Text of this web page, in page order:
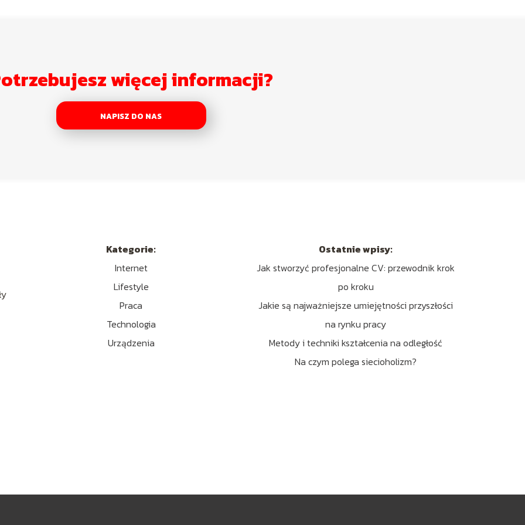
więcej informacji?
NAPISZ DO NAS
Kategorie:
Internet
Lifestyle
Praca
Technologia
Urządzenia
Ostatnie wpisy:
Jak stworzyć profesjonalne CV: przewodnik krok
po kroku
Jakie są najważniejsze umiejętności przyszłości
na rynku pracy
Metody i techniki kształcenia na odległość
Na czym polega siecioholizm?